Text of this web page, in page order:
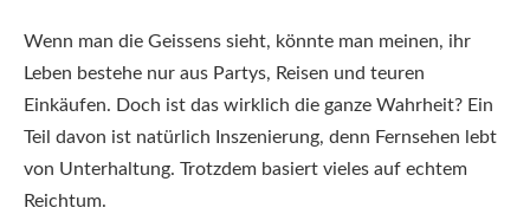
Wenn man die Geissens sieht, könnte man meinen, ihr
Leben bestehe nur aus Partys, Reisen und teuren
Einkäufen. Doch ist das wirklich die ganze Wahrheit? Ein
Teil davon ist natürlich Inszenierung, denn Fernsehen lebt
von Unterhaltung. Trotzdem basiert vieles auf echtem
Reichtum.